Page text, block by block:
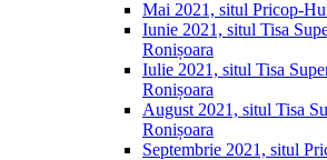
Mai 2021, situl Pricop-
Iunie 2021, situl Tisa
Ronișoara
Iulie 2021, situl Tisa
Ronișoara
August 2021, situl Tisa
Ronișoara
Septembrie 2021, situl